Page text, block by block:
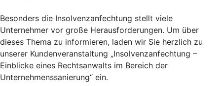
Besonders die Insolvenzanfechtung stellt viele
Unternehmer vor große Herausforderungen. Um über
dieses Thema zu informieren, laden wir Sie herzlich zu
unserer Kundenveranstaltung „Insolvenzanfechtung –
Einblicke eines Rechtsanwalts im Bereich der
Unternehmenssanierung“ ein.